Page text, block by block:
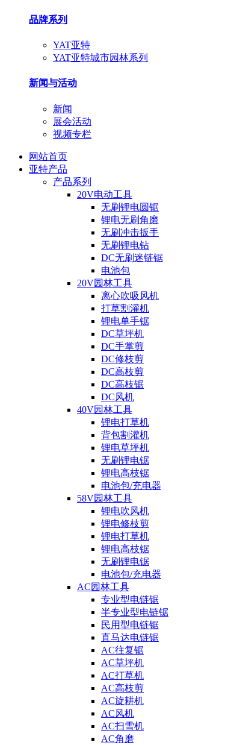
品牌系列
YAT亚特
YAT亚特城市园林系列
新闻与活动
新闻
展会活动
视频专栏
网站首页
亚特产品
产品系列
20V电动工具
无刷锂电圆锯
锂电无刷角磨
无刷冲击扳手
无刷锂电钻
DC无刷迷链锯
电池包
20V园林工具
离心吹吸风机
打草割灌机
锂电单手锯
DC草坪机
DC手掌剪
DC修枝剪
DC高枝剪
DC高枝锯
DC风机
40V园林工具
锂电打草机
背包割灌机
锂电草坪机
无刷锂电锯
锂电高枝锯
电池包/充电器
58V园林工具
锂电吹风机
锂电修枝剪
锂电打草机
锂电高枝锯
无刷锂电锯
电池包/充电器
AC园林工具
专业型电链锯
半专业型电链锯
民用型电链锯
直马达电链锯
AC往复锯
AC草坪机
AC打草机
AC高枝剪
AC旋耕机
AC风机
AC扫雪机
AC角磨